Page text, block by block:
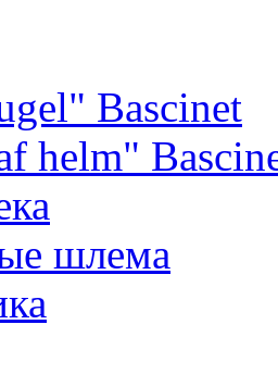
Bascinet
helm"
шлема